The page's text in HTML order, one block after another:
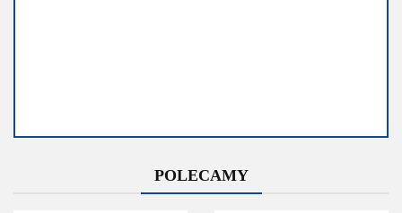
Dostępność
Średnia
Dostępność
POLECAMY